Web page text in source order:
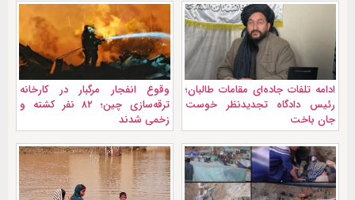
ادامه تلفات جاده‌ای مقامات طالبان؛
رئیس دادگاه تجدیدنظر خوست
جان باخت
وقوع انفجار مرگبار در کارخانه
ترقه‌سازی چین؛ ۸۲ نفر کشته و
زخمی شدند